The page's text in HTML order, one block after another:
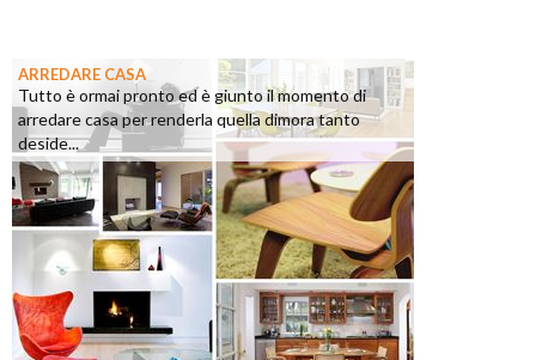
ARREDARE CASA
Tutto è ormai pronto ed è giunto il momento di
arredare casa per renderla quella dimora tanto
deside...